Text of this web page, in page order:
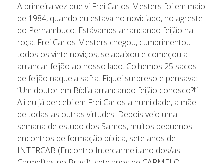
A primeira vez que vi Frei Carlos Mesters foi em maio
de 1984, quando eu estava no noviciado, no agreste
do Pernambuco. Estávamos arrancando feijão na
roça. Frei Carlos Mesters chegou, cumprimentou
todos os vinte noviços, se abaixou e começou a
arrancar feijão ao nosso lado. Colhemos 25 sacos
de feijão naquela safra. Fiquei surpreso e pensava:
“Um doutor em Bíblia arrancando feijão conosco?!”
Ali eu já percebi em Frei Carlos a humildade, a mãe
de todas as outras virtudes. Depois veio uma
semana de estudo dos Salmos, muitos pequenos
encontros de formação bíblica, sete anos de
INTERCAB (Encontro Intercarmelitano dos/as